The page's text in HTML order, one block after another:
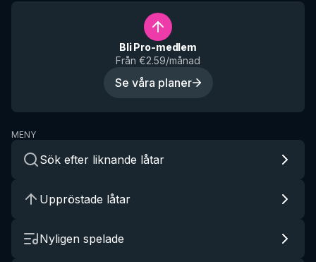
Bli Pro-medlem
Från €2.59/månad
Se våra planer
MENY
Sök efter liknande låtar
Uppröstade låtar
Nyligen spelade